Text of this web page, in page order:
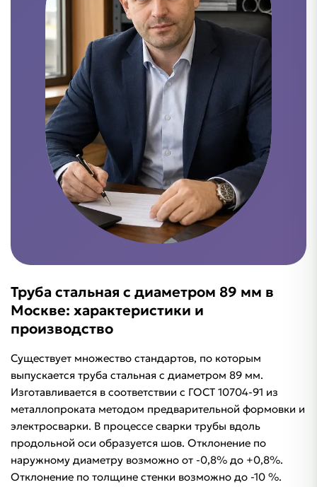
Труба стальная с диаметром 89 мм в
Москве: характеристики и
производство
Существует множество стандартов, по которым
выпускается труба стальная с диаметром 89 мм.
Изготавливается в соответствии с ГОСТ 10704-91 из
металлопроката методом предварительной формовки и
электросварки. В процессе сварки трубы вдоль
продольной оси образуется шов. Отклонение по
наружному диаметру возможно от -0,8% до +0,8%.
Отклонение по толщине стенки возможно до -10 %.